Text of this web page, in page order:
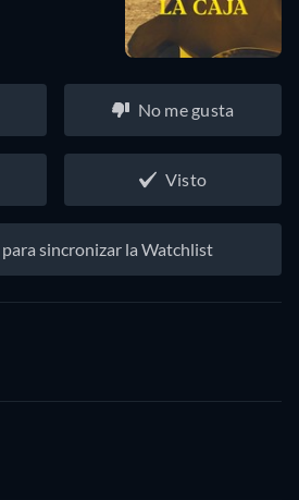
No me gusta
Visto
para sincronizar la Watchlist